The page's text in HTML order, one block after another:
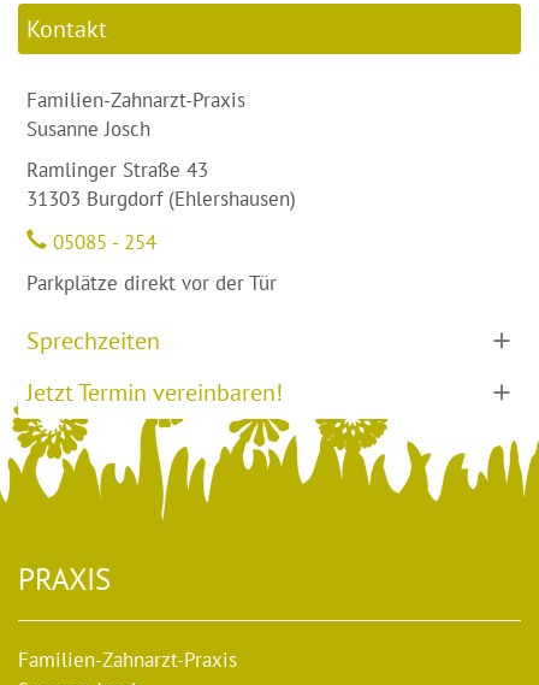
Kontakt
Familien-Zahnarzt-Praxis
Susanne Josch
Ramlinger Straße 43
31303 Burgdorf (Ehlershausen)
05085 - 254
Parkplätze direkt vor der Tür
Sprechzeiten
Jetzt Termin vereinbaren!
PRAXIS
Familien-Zahnarzt-Praxis